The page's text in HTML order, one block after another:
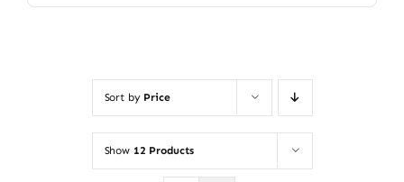
Sort by Price
Show 12 Products